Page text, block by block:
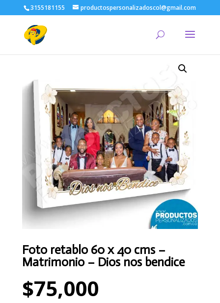
3155181155 productospersonalizadoscol@gmail.com
Foto retablo 60 x 40 cms –
Matrimonio – Dios nos bendice
$75,000